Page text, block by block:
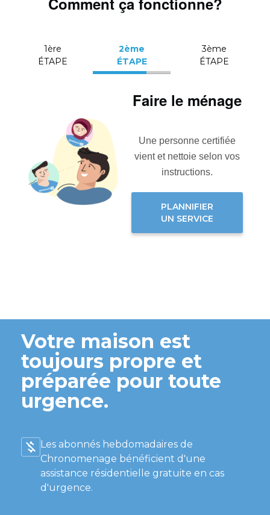
1ère
ÉTAPE
2ème
ÉTAPE
3ème
ÉTAPE
Faire le ménage
Une personne certifiée
vient et nettoie selon vos
instructions.
PLANNIFIER
UN SERVICE
Votre maison est
toujours propre et
préparée pour toute
urgence.
Les abonnés hebdomadaires de
Chronomenage bénéficient d'une
assistance résidentielle gratuite en cas
d'urgence.